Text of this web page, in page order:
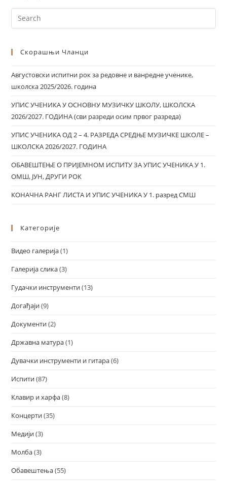
Скорашњи Чланци
Августовски испитни рок за редовне и ванредне ученике,
школска 2025/2026. година
УПИС УЧЕНИКА У ОСНОВНУ МУЗИЧКУ ШКОЛУ, ШКОЛСКА
2026/2027. ГОДИНА (сви разреди осим првог разреда)
УПИС УЧЕНИКА ОД 2 – 4. РАЗРЕДА СРЕДЊЕ МУЗИЧКЕ ШКОЛЕ –
ШКОЛСКА 2026/2027. ГОДИНА
ОБАВЕШТЕЊЕ О ПРИЈЕМНОМ ИСПИТУ ЗА УПИС УЧЕНИКА У 1.
ОМШ, ЈУН, ДРУГИ РОК
КОНАЧНА РАНГ ЛИСТА И УПИС УЧЕНИКА У 1. разред СМШ
Категорије
Видео галерија(1)
Галерија слика(3)
Гудачки инструменти(13)
Догађаји(9)
Документи(2)
Државна матура(1)
Дувачки инструменти и гитара(6)
Испити(87)
Клавир и харфа(8)
Концерти(35)
Медији(3)
Молба(3)
Обавештења(55)